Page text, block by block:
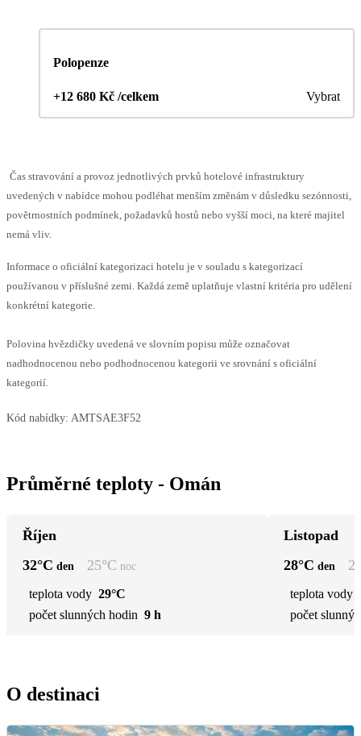
Polopenze
+12 680 Kč /celkem Vybrat
Čas stravování a provoz jednotlivých prvků hotelové infrastruktury
uvedených v nabídce mohou podléhat menším změnám v důsledku sezónnosti,
povětrnostních podmínek, požadavků hostů nebo vyšší moci, na které majitel
nemá vliv.
Informace o oficiální kategorizaci hotelu je v souladu s kategorizací
používanou v příslušné zemi. Každá země uplatňuje vlastní kritéria pro udělení
konkrétní kategorie.
Polovina hvězdičky uvedená ve slovním popisu může označovat
nadhodnocenou nebo podhodnocenou kategorii ve srovnání s oficiální
kategorií.
Kód nabídky: AMTSAE3F52
Průměrné teploty - Omán
Říjen
32°C den 25°C noc
teplota vody 29°C
počet slunných hodin 9 h
Listopad
28°C den
teplota vody
počet
O destinaci